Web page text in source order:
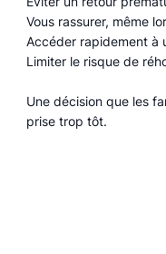
Vous rassurer, même
Accéder rapidement à
Limiter le risque de
Une décision que les
prise trop tôt.